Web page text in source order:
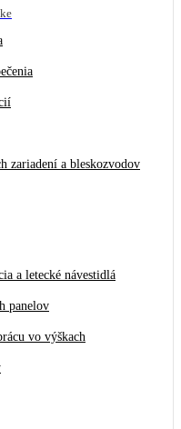
zariadení a bleskozvodov
a letecké návestidlá
panelov
vo výškach